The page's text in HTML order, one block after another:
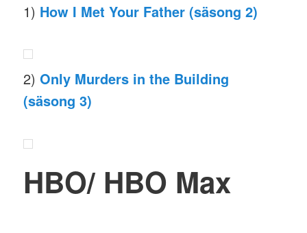
1) How I Met Your Father (säsong 2)
2)Only Murders in the Building
(säsong 3)
HBO/ HBO Max